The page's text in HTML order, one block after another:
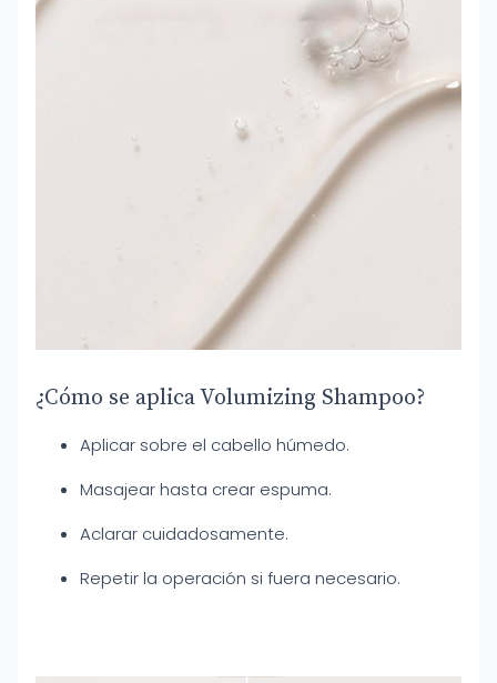
¿Cómo se aplica Volumizing Shampoo?
Aplicar sobre el cabello húmedo.
Masajear hasta crear espuma.
Aclarar cuidadosamente.
Repetir la operación si fuera necesario.